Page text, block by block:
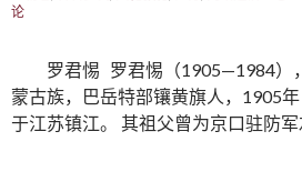
论
罗君惕 罗君惕（1905—1984）
蒙古族，巴岳特部镶黄旗人，1905
于江苏镇江。 其祖父曾为京口驻防